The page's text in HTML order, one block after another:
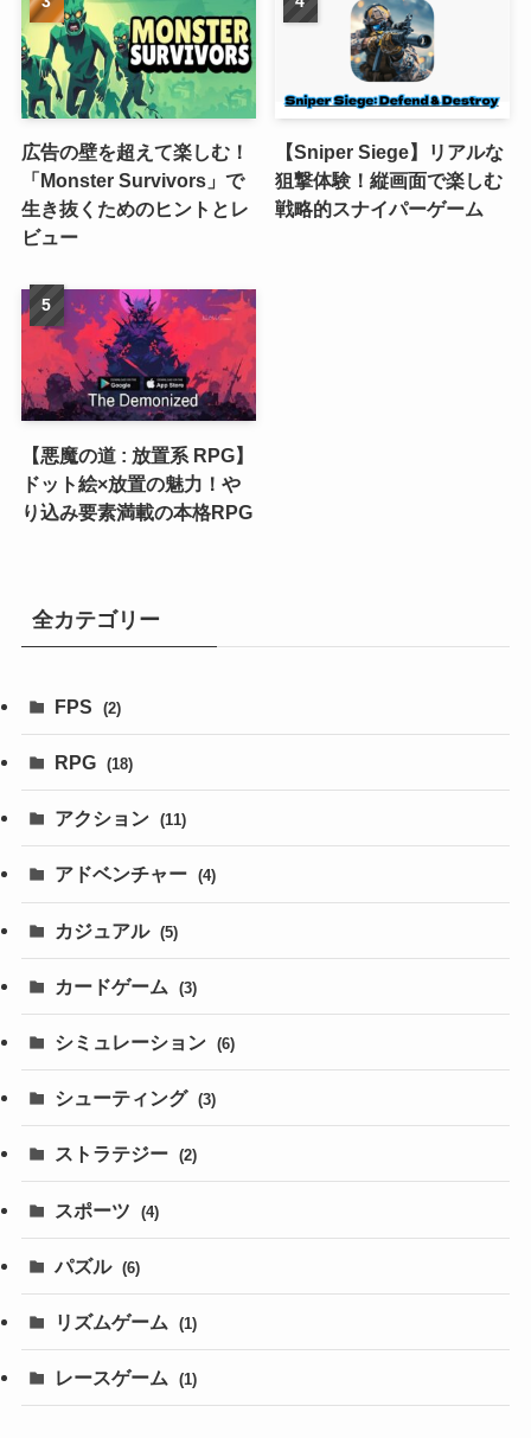
広告の壁を超えて楽しむ！
「Monster Survivors」で
生き抜くためのヒントとレ
ビュー
【Sniper Siege】リアルな
狙撃体験！縦画面で楽しむ
戦略的スナイパーゲーム
【悪魔の道 : 放置系 RPG】
ドット絵×放置の魅力！や
り込み要素満載の本格RPG
全カテゴリー
FPS (2)
RPG (18)
アクション (11)
アドベンチャー (4)
カジュアル (5)
カードゲーム (3)
シミュレーション (6)
シューティング (3)
ストラテジー (2)
スポーツ (4)
パズル (6)
リズムゲーム (1)
レースゲーム (1)